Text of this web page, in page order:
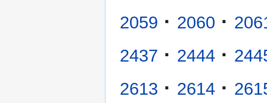
2059 · 2060 ·
2437 · 2444 ·
2613 · 2614 ·